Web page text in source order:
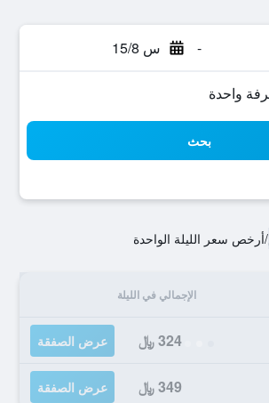
- س 15/8
بحث
/أرخص سعر الليلة الواحدة
الإجمالي في الليلة
324 ﷼ عرض الصفقة
349 ﷼ عرض الصفقة